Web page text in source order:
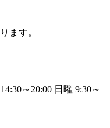
ます。
～20:00 日曜 9:30～